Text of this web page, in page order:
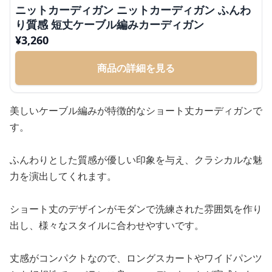
ニットカーディガン ニットカーディガン ふんわ
り質感 短丈ケーブル編みカーディガン
¥3,260
商品の詳細を見る
美しいケーブル編みが特徴的なショート丈カーディガンで
す。
ふんわりとした質感が優しい印象を与え、クラシカルな魅
力を演出してくれます。
ショート丈のデザインがモダンで洗練された雰囲気を作り
出し、様々なスタイルに合わせやすいです。
丈感がコンパクトなので、ロングスカートやワイドパンツ